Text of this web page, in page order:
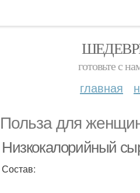
готовьте с
главная
Польза для
Низкокалорийный
Состав: